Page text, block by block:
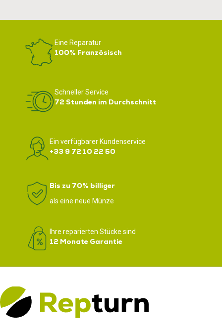
Eine Reparatur
100% Französisch
Schneller Service
72 Stunden im Durchschnitt
Ein verfügbarer Kundenservice
+33 9 72 10 22 50
Bis zu 70% billiger
als eine neue Münze
Ihre reparierten Stücke sind
12 Monate Garantie